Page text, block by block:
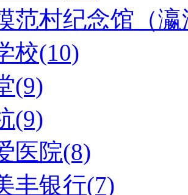
范村纪念馆（
校(10)
(9)
(9)
医院(8)
丰银行(7)